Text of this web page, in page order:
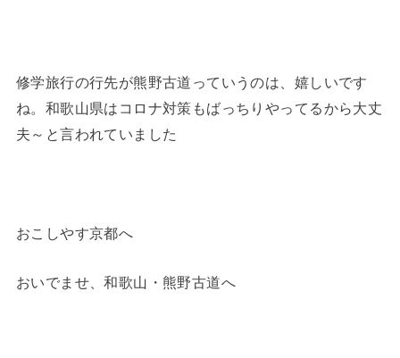
修学旅行の行先が熊野古道っていうのは、嬉しいです
ね。和歌山県はコロナ対策もばっちりやってるから大丈
夫～と言われていました
おこしやす京都へ
おいでませ、和歌山・熊野古道へ